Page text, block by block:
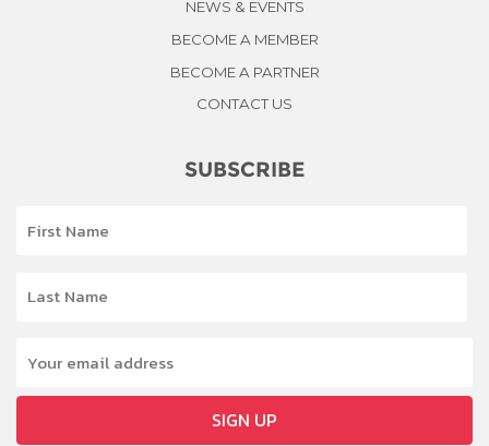
NEWS & EVENTS
BECOME A MEMBER
BECOME A PARTNER
CONTACT US
SUBSCRIBE
SIGN UP